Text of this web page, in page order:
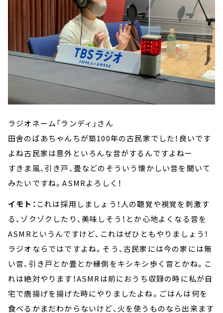
ラジオネーム「ランディ」さん
田舎のばあちゃんちが築100年の古民家でした！良いです
よね古民家は意外といろんな音がするんですよねー
すきま風、引き戸、畳などのそういう懐かしい音を聞いて
みたいですね。ASMRよろしく！
イモト： これは採用しましょう！人の聴覚や視覚を刺激す
る、ゾクゾクしたり、美味しそう！とか心地よくなる音を
ASMRというんですけど、これはぜひともやりましょう！
ラジオならではですよね。そう、古民家には今の家には無
い音、引き戸とか畳とか縁側をキシキシ歩く音とかね。こ
れは絶対やります！ASMRは前におうち収録の時に私が自
宅で唐揚げを揚げた時にやりましたよね。ごはんは何を
食べるかまだわからないけど、火を使うものなら出来ます